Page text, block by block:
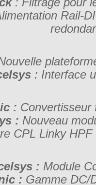
Rail-
: Interface
: Convertisseur
: Nouveau
CPL Linky
: Module
: Gamme DC/